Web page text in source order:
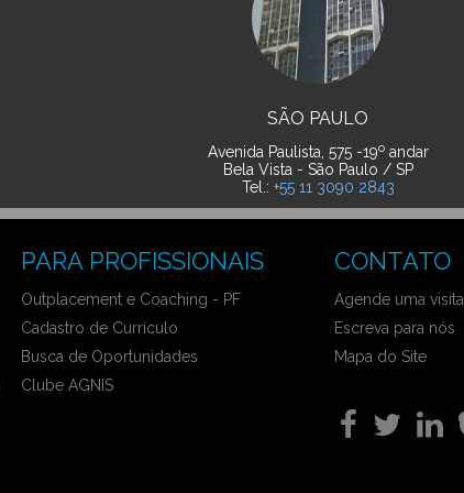
SÃO PAULO
Avenida Paulista, 575 -19oandar
Bela Vista - São Paulo / SP
Tel.: +55 11 3090 2843
PARA PROFISSIONAIS
Outplacement e Coaching - PF
Cadastro de Currículo
Busca de Oportunidades
Clube AGNIS
CONTATO
Agende uma visita
Escreva para nós
Mapa do Site